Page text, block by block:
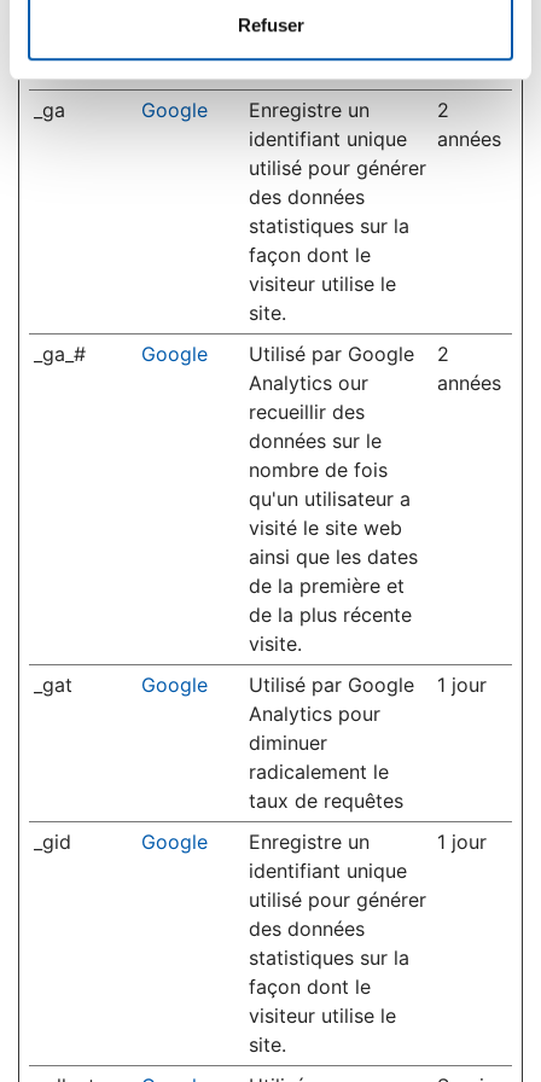
Refuser
FournisseurFinalité
_ga
Google
Enregistre un
identifiant unique
utilisé pour générer
des données
statistiques sur la
façon dont le
visiteur utilise le
site.
2
années
_ga_# Google
Utilisé par Google
Analytics our
recueillir des
données sur le
nombre de fois
qu'un utilisateur a
visité le site web
ainsi que les dates
de la première et
de la plus récente
visite.
2
années
_gat Google
Utilisé par Google
Analytics pour
diminuer
radicalement le
taux de requêtes
1 jour
_gid Google
Enregistre un
identifiant unique
utilisé pour générer
des données
statistiques sur la
façon dont le
visiteur utilise le
site.
1 jour